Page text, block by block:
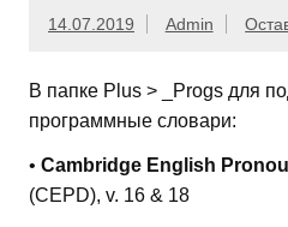
14.07.2019 Admin
В папке Plus > _Progs для
программные словари:
• Cambridge English
(CEPD), v. 16 & 18